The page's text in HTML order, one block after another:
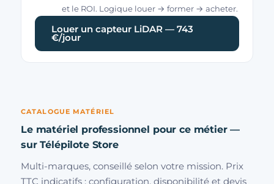
et le ROI. Logique louer → former → acheter.
Louer un capteur LiDAR — 743
€/jour
CATALOGUE MATÉRIEL
Le matériel professionnel pour ce métier —
sur Télépilote Store
Multi-marques, conseillé selon votre mission. Prix
TTC indicatifs ; configuration, disponibilité et devis